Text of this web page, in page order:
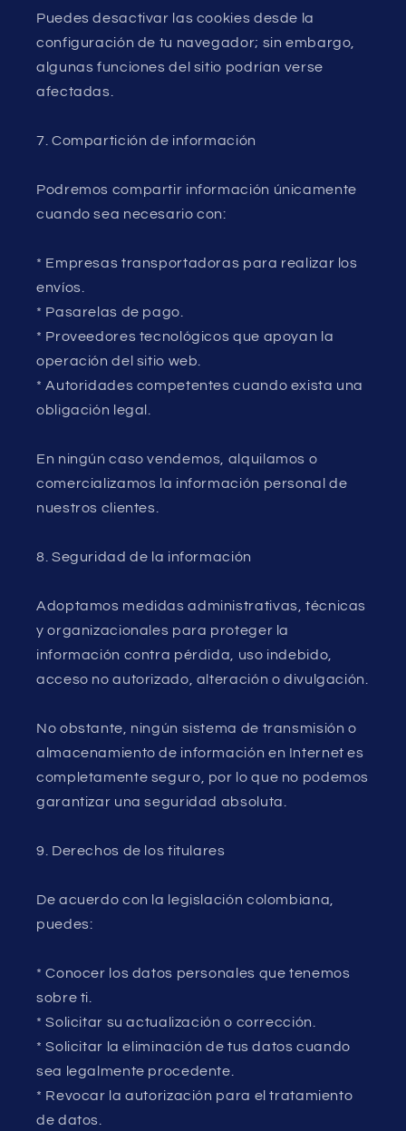
Puedes desactivar las cookies desde la
configuración de tu navegador; sin embargo,
algunas funciones del sitio podrían verse
afectadas.
7. Compartición de información
Podremos compartir información únicamente
cuando sea necesario con:
* Empresas transportadoras para realizar los
envíos.
* Pasarelas de pago.
* Proveedores tecnológicos que apoyan la
operación del sitio web.
* Autoridades competentes cuando exista una
obligación legal.
En ningún caso vendemos, alquilamos o
comercializamos la información personal de
nuestros clientes.
8. Seguridad de la información
Adoptamos medidas administrativas, técnicas
y organizacionales para proteger la
información contra pérdida, uso indebido,
acceso no autorizado, alteración o divulgación.
No obstante, ningún sistema de transmisión o
almacenamiento de información en Internet es
completamente seguro, por lo que no podemos
garantizar una seguridad absoluta.
9. Derechos de los titulares
De acuerdo con la legislación colombiana,
puedes:
* Conocer los datos personales que tenemos
sobre ti.
* Solicitar su actualización o corrección.
* Solicitar la eliminación de tus datos cuando
sea legalmente procedente.
* Revocar la autorización para el tratamiento
de datos.